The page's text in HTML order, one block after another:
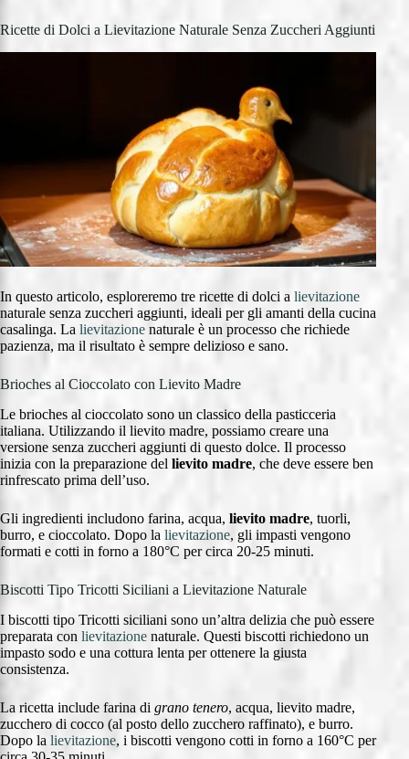
Ricette di Dolci a Lievitazione Naturale Senza Zuccheri Aggiunti
In questo articolo, esploreremo tre ricette di dolci a lievitazione
naturale senza zuccheri aggiunti, ideali per gli amanti della cucina
casalinga. La lievitazione naturale è un processo che richiede
pazienza, ma il risultato è sempre delizioso e sano.
Brioches al Cioccolato con Lievito Madre
Le brioches al cioccolato sono un classico della pasticceria
italiana. Utilizzando il lievito madre, possiamo creare una
versione senza zuccheri aggiunti di questo dolce. Il processo
inizia con la preparazione del lievito madre, che deve essere ben
rinfrescato prima dell’uso.
Gli ingredienti includono farina, acqua, lievito madre, tuorli,
burro, e cioccolato. Dopo la lievitazione, gli impasti vengono
formati e cotti in forno a 180°C per circa 20-25 minuti.
Biscotti Tipo Tricotti Siciliani a Lievitazione Naturale
I biscotti tipo Tricotti siciliani sono un’altra delizia che può essere
preparata con lievitazione naturale. Questi biscotti richiedono un
impasto sodo e una cottura lenta per ottenere la giusta
consistenza.
La ricetta include farina di grano tenero, acqua, lievito madre,
zucchero di cocco (al posto dello zucchero raffinato), e burro.
Dopo la lievitazione, i biscotti vengono cotti in forno a 160°C per